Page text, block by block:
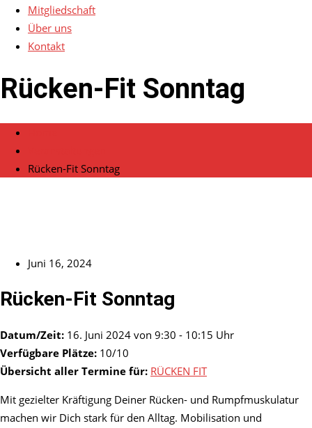
Mitgliedschaft
Über uns
Kontakt
Rücken-Fit Sonntag
Rücken-Fit Sonntag
Juni 16, 2024
Rücken-Fit Sonntag
Datum/Zeit: 16. Juni 2024 von 9:30 - 10:15 Uhr
Verfügbare Plätze: 10/10
Übersicht aller Termine für: RÜCKEN FIT
Mit gezielter Kräftigung Deiner Rücken- und Rumpfmuskulatur
machen wir Dich stark für den Alltag. Mobilisation und